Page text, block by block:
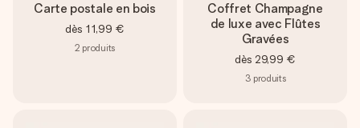
Carte postale en bois
dès 11,99 €
2 produits
Coffret Champagne
de luxe avec Flûtes
Gravées
dès 29,99 €
3 produits